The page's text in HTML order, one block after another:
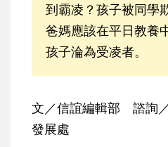
到霸凌？孩子被同學
爸媽應該在平日教養
孩子淪為受凌者。
文／信誼編輯部 諮詢
發展處